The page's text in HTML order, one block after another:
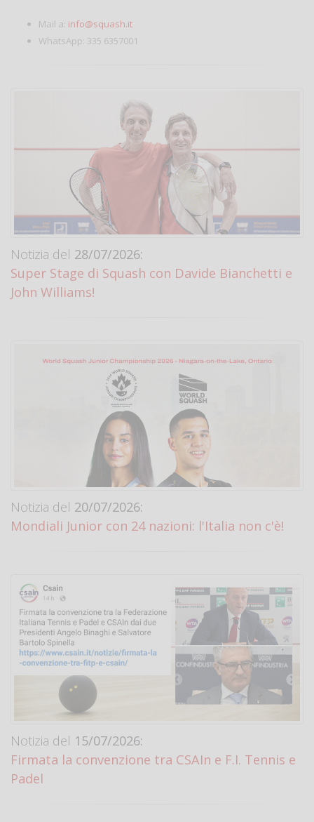
Mail a: info@squash.it
WhatsApp: 335 6357001
Notizia del 28/07/2026:
Super Stage di Squash con Davide Bianchetti e
John Williams!
Notizia del 20/07/2026:
Mondiali Junior con 24 nazioni: l'Italia non c'è!
Notizia del 15/07/2026:
Firmata la convenzione tra CSAIn e F.I. Tennis e
Padel